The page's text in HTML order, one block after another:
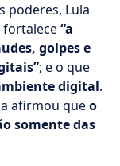
poderes, Lula
fortalece“a
golpes e
; e o que
digital.
afirmou queo
somente das